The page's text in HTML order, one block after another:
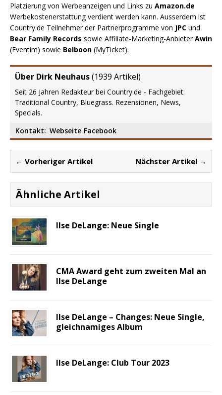
Platzierung von Werbeanzeigen und Links zu Amazon.de
Werbekostenerstattung verdient werden kann. Ausserdem ist
Country.de Teilnehmer der Partnerprogramme von JPC und
Bear Family Records sowie Affiliate-Marketing-AnbieterAwin
(Eventim) sowie Belboon (MyTicket).
Über Dirk Neuhaus(1939 Artikel)
Seit 26 Jahren Redakteur bei Country.de - Fachgebiet:
Traditional Country, Bluegrass. Rezensionen, News,
Specials.
Kontakt: Webseite Facebook
← Vorheriger Artikel Nächster Artikel →
Ähnliche Artikel
Ilse DeLange: Neue Single
CMA Award geht zum zweiten Mal an
Ilse DeLange
Ilse DeLange – Changes: Neue Single,
gleichnamiges Album
Ilse DeLange: Club Tour 2023